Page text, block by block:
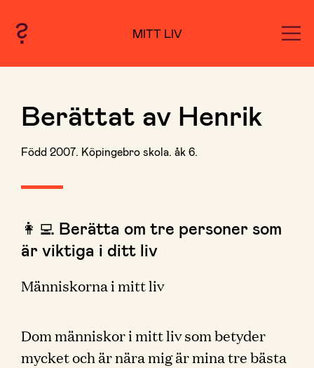
MITT LIV
Berättat av Henrik
Född 2007. Köpingebro skola. åk 6.
👩‍💻 Berätta om tre personer som
är viktiga i ditt liv
Människorna i mitt liv
Dom människor i mitt liv som betyder
mycket och är nära mig är mina tre bästa